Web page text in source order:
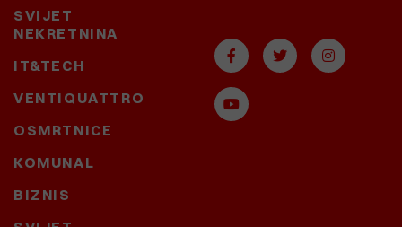
SVIJET
NEKRETNINA
IT&TECH
VENTIQUATTRO
OSMRTNICE
KOMUNAL
BIZNIS